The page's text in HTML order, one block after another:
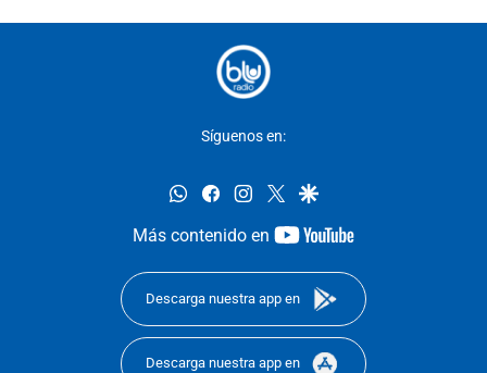
Síguenos en:
whatsappfacebookinstagram
twittergoogle
Más contenido en
youtube-
Descarga nuestra app en
Descarga nuestra app en